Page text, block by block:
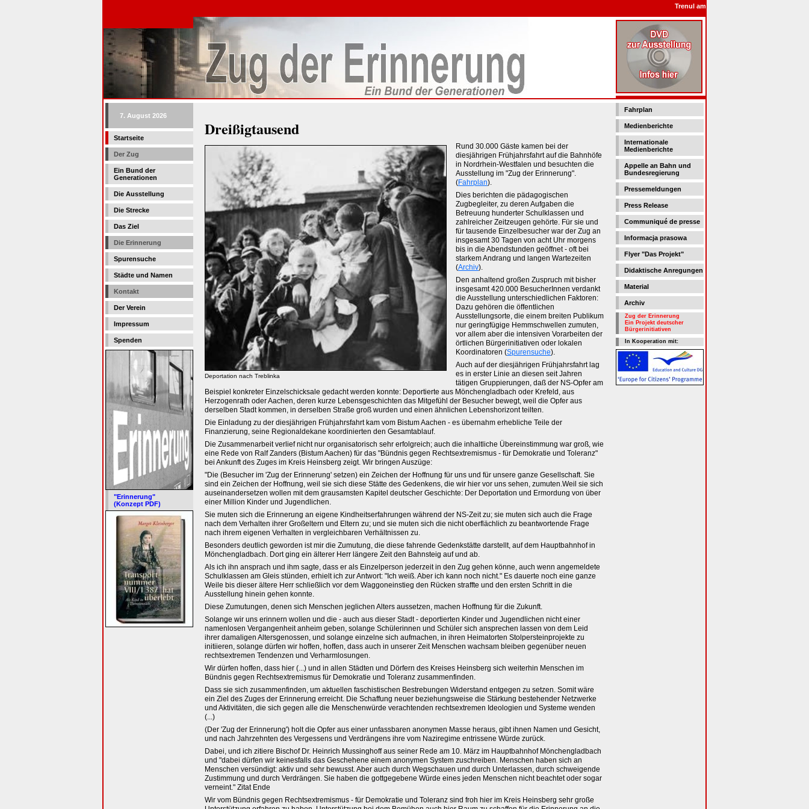
Trenul amintirilor - Поезд воспоминания
7. August 2026
Startseite
Der Zug
Ein Bund der
Generationen
Die Ausstellung
Die Strecke
Das Ziel
Die Erinnerung
Spurensuche
Städte und Namen
Kontakt
Der Verein
Impressum
Spenden
"Erinnerung"
(Konzept PDF)
Fahrplan
Medienberichte
Internationale
Medienberichte
Appelle an Bahn und
Bundesregierung
Pressemeldungen
Press Release
Communiqué de presse
Informacja prasowa
Flyer "Das Projekt"
Didaktische Anregungen
Material
Archiv
Zug der Erinnerung
Ein Projekt deutscher
Bürgerinitiativen
In Kooperation mit:
Dreißigtausend
Deportation nach Treblinka
Rund 30.000 Gäste kamen bei der
diesjährigen Frühjahrsfahrt auf die Bahnhöfe
in Nordrhein-Westfalen und besuchten die
Ausstellung im "Zug der Erinnerung".
(Fahrplan).
Dies berichten die pädagogischen
Zugbegleiter, zu deren Aufgaben die
Betreuung hunderter Schulklassen und
zahlreicher Zeitzeugen gehörte. Für sie und
für tausende Einzelbesucher war der Zug an
insgesamt 30 Tagen von acht Uhr morgens
bis in die Abendstunden geöffnet - oft bei
starkem Andrang und langen Wartezeiten
(Archiv).
Den anhaltend großen Zuspruch mit bisher
insgesamt 420.000 BesucherInnen verdankt
die Ausstellung unterschiedlichen Faktoren:
Dazu gehören die öffentlichen
Ausstellungsorte, die einem breiten Publikum
nur geringfügige Hemmschwellen zumuten,
vor allem aber die intensiven Vorarbeiten der
örtlichen Bürgerinitiativen oder lokalen
Koordinatoren (Spurensuche).
Auch auf der diesjährigen Frühjahrsfahrt lag
es in erster Linie an diesen seit Jahren
tätigen Gruppierungen, daß der NS-Opfer am
Beispiel konkreter Einzelschicksale gedacht werden konnte: Deportierte aus Mönchengladbach oder Krefeld, aus
Herzogenrath oder Aachen, deren kurze Lebensgeschichten das Mitgefühl der Besucher bewegt, weil die Opfer aus
derselben Stadt kommen, in derselben Straße groß wurden und einen ähnlichen Lebenshorizont teilten.
Die Einladung zu der diesjährigen Frühjahrsfahrt kam vom Bistum Aachen - es übernahm erhebliche Teile der
Finanzierung, seine Regionaldekane koordinierten den Gesamtablauf.
Die Zusammenarbeit verlief nicht nur organisatorisch sehr erfolgreich; auch die inhaltliche Übereinstimmung war groß, wie
eine Rede von Ralf Zanders (Bistum Aachen) für das "Bündnis gegen Rechtsextremismus - für Demokratie und Toleranz"
bei Ankunft des Zuges im Kreis Heinsberg zeigt. Wir bringen Auszüge:
"Die (Besucher im 'Zug der Erinnerung' setzen) ein Zeichen der Hoffnung für uns und für unsere ganze Gesellschaft. Sie
sind ein Zeichen der Hoffnung, weil sie sich diese Stätte des Gedenkens, die wir hier vor uns sehen, zumuten.Weil sie sich
auseinandersetzen wollen mit dem grausamsten Kapitel deutscher Geschichte: Der Deportation und Ermordung von über
einer Million Kinder und Jugendlichen.
Sie muten sich die Erinnerung an eigene Kindheitserfahrungen während der NS-Zeit zu; sie muten sich auch die Frage
nach dem Verhalten ihrer Großeltern und Eltern zu; und sie muten sich die nicht oberflächlich zu beantwortende Frage
nach ihrem eigenen Verhalten in vergleichbaren Verhältnissen zu.
Besonders deutlich geworden ist mir die Zumutung, die diese fahrende Gedenkstätte darstellt, auf dem Hauptbahnhof in
Mönchengladbach. Dort ging ein älterer Herr längere Zeit den Bahnsteig auf und ab.
Als ich ihn ansprach und ihm sagte, dass er als Einzelperson jederzeit in den Zug gehen könne, auch wenn angemeldete
Schulklassen am Gleis stünden, erhielt ich zur Antwort: "Ich weiß. Aber ich kann noch nicht." Es dauerte noch eine ganze
Weile bis dieser ältere Herr schließlich vor dem Waggoneinstieg den Rücken straffte und den ersten Schritt in die
Ausstellung hinein gehen konnte.
Diese Zumutungen, denen sich Menschen jeglichen Alters aussetzen, machen Hoffnung für die Zukunft.
Solange wir uns erinnern wollen und die - auch aus dieser Stadt - deportierten Kinder und Jugendlichen nicht einer
namenlosen Vergangenheit anheim geben, solange Schülerinnen und Schüler sich ansprechen lassen von dem Leid
ihrer damaligen Altersgenossen, und solange einzelne sich aufmachen, in ihren Heimatorten Stolpersteinprojekte zu
initiieren, solange dürfen wir hoffen, hoffen, dass auch in unserer Zeit Menschen wachsam bleiben gegenüber neuen
rechtsextremen Tendenzen und Verharmlosungen.
Wir dürfen hoffen, dass hier (...) und in allen Städten und Dörfern des Kreises Heinsberg sich weiterhin Menschen im
Bündnis gegen Rechtsextremismus für Demokratie und Toleranz zusammenfinden.
Dass sie sich zusammenfinden, um aktuellen faschistischen Bestrebungen Widerstand entgegen zu setzen. Somit wäre
ein Ziel des Zuges der Erinnerung erreicht. Die Schaffung neuer beziehungsweise die Stärkung bestehender Netzwerke
und Aktivitäten, die sich gegen alle die Menschenwürde verachtenden rechtsextremen Ideologien und Systeme wenden
(...)
(Der 'Zug der Erinnerung') holt die Opfer aus einer unfassbaren anonymen Masse heraus, gibt ihnen Namen und Gesicht,
und nach Jahrzehnten des Vergessens und Verdrängens ihre vom Naziregime entrissene Würde zurück.
Dabei, und ich zitiere Bischof Dr. Heinrich Mussinghoff aus seiner Rede am 10. März im Hauptbahnhof Mönchengladbach
und "dabei dürfen wir keinesfalls das Geschehene einem anonymen System zuschreiben. Menschen haben sich an
Menschen versündigt: aktiv und sehr bewusst. Aber auch durch Wegschauen und durch Unterlassen, durch schweigende
Zustimmung und durch Verdrängen. Sie haben die gottgegebene Würde eines jeden Menschen nicht beachtet oder sogar
verneint." Zitat Ende
Wir vom Bündnis gegen Rechtsextremismus - für Demokratie und Toleranz sind froh hier im Kreis Heinsberg sehr große